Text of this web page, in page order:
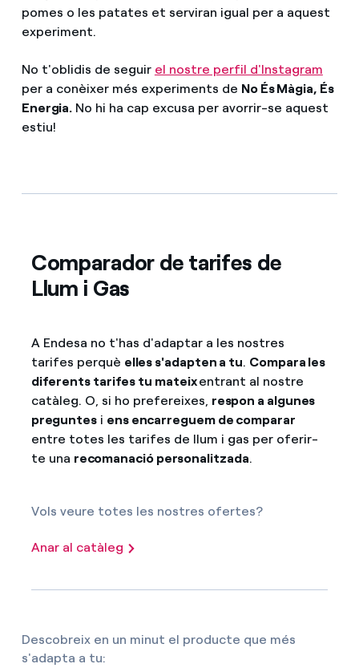
pomes o les patates et serviran igual per a aquest
experiment.
No t'oblidis de seguir el nostre perfil d'Instagram
per a conèixer més experiments de No És Màgia, És
Energia. No hi ha cap excusa per avorrir-se aquest
estiu!
Comparador de tarifes de
Llum i Gas
A Endesa no t'has d'adaptar a les nostres
tarifes perquè elles s'adapten a tu. Compara les
diferents tarifes tu mateixentrant al nostre
catàleg. O, si ho prefereixes, respon a algunes
preguntesi ens encarreguem de comparar
entre totes les tarifes de llum i gas per oferir-
te una recomanació personalitzada.
Vols veure totes les nostres ofertes?
Anar al catàleg
Descobreix en un minut el producte que més
s'adapta a tu: